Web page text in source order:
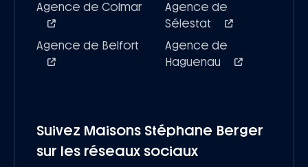
Agence de Colmar
Agence de
Sélestat
Agence de Belfort
Agence de
Haguenau
Suivez Maisons Stéphane Berger
sur les réseaux sociaux